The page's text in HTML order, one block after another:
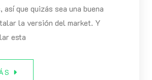
así que quizás sea una buena
la versión del market. Y
esta